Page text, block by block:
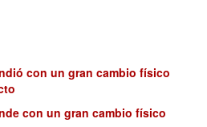
con un gran cambio físico
con un gran cambio físico